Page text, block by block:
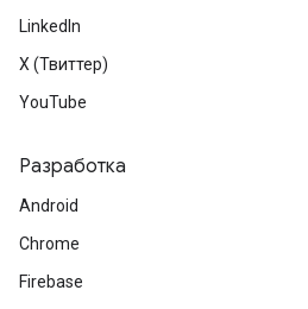
LinkedIn
X (Твиттер)
YouTube
Разработка
Android
Chrome
Firebase